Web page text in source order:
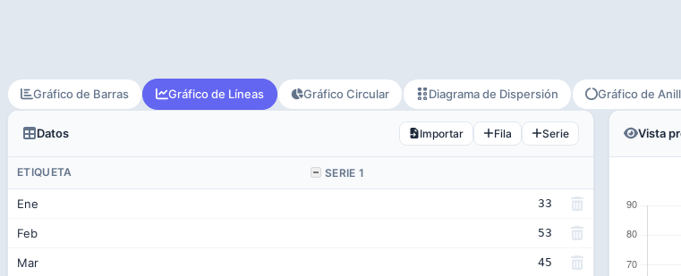
Gráfico de Barras Gráfico de Líneas Gráfico Circular Diagrama de Dispersión Gráfico de
Datos Importar Fila Serie
ETIQUETA
Vista